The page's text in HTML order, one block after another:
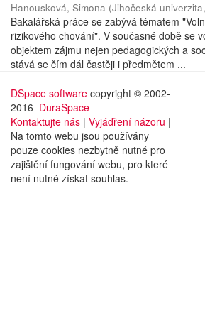
Hanousková, Simona (Jihočeská univerzita,
Bakalářská práce se zabývá tématem
rizikového chování". V současné době se
objektem zájmu nejen pedagogických a
stává se čím dál častěji i předmětem ...
DSpace software copyright © 2002-
2016 DuraSpace
Kontaktujte nás | Vyjádření názoru |
Na tomto webu jsou používány
pouze cookies nezbytně nutné pro
zajištění fungování webu, pro které
není nutné získat souhlas.